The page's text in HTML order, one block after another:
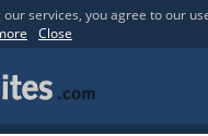
services, you agree to our
Close